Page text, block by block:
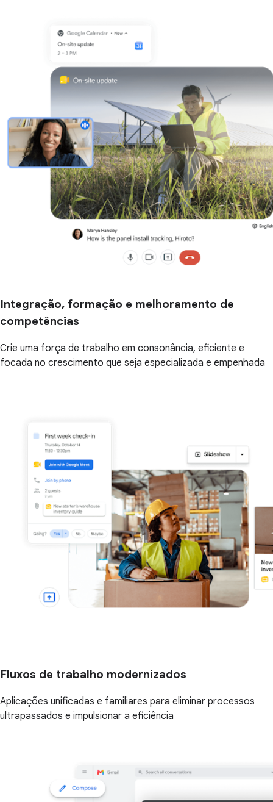
Integração, formação e melhoramento de
competências
Crie uma força de trabalho em consonância, eficiente e
focada no crescimento que seja especializada e empenhada
Fluxos de trabalho modernizados
Aplicações unificadas e familiares para eliminar processos
ultrapassados e impulsionar a eficiência